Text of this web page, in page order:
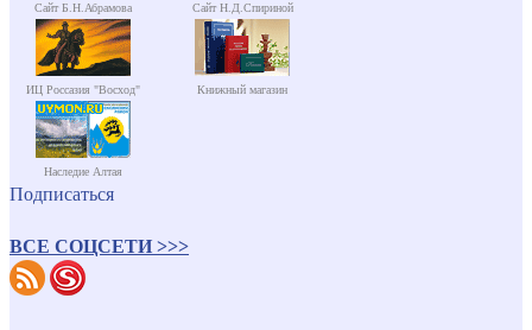
Сайт Б.Н.Абрамова Сайт Н.Д.Спириной
ИЦ Россазия "Восход" Книжный магазин
Наследие Алтая
Подписаться
ВСЕ СОЦСЕТИ >>>